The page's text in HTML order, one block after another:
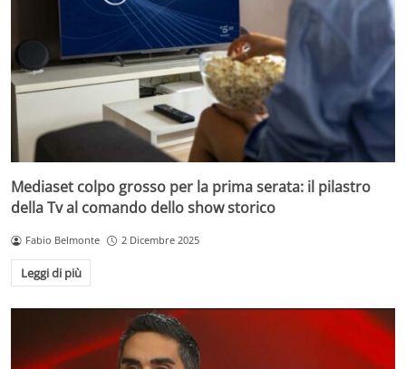
Mediaset colpo grosso per la prima serata: il pilastro
della Tv al comando dello show storico
Fabio Belmonte 2 Dicembre 2025
Leggi di più